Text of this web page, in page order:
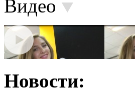
Видео
Новости: